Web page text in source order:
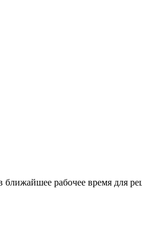
рабочее время для